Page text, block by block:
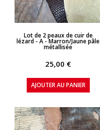
APERÇU RAPIDE
Lot de 2 peaux de cuir de
lézard - A - Marron/Jaune pâle
métallisée
25,00 €
AJOUTER AU PANIER